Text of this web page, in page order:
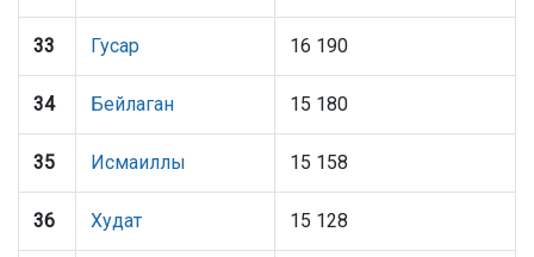
33 Гусар 16 190
34 Бейлаган 15 180
35 Исмаиллы 15 158
36 Худат 15 128